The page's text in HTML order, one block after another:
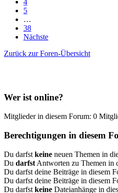
5
…
38
Nächste
Zurück zur Foren-Übersicht
Wer ist online?
Mitglieder in diesem Forum: 0
Berechtigungen in diesem
Du darfst keine neuen Themen in
Du darfst Antworten zu Themen in
Du darfst deine Beiträge in diesem
Du darfst deine Beiträge in diesem
Du darfst keine Dateianhänge in